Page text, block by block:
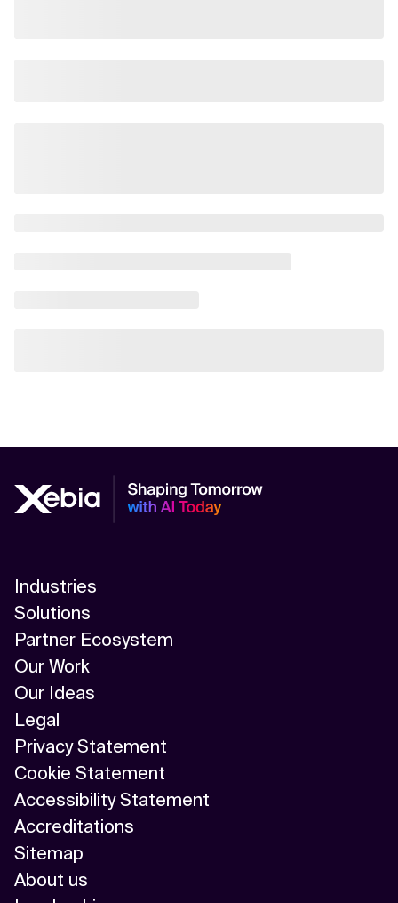
Industries
Solutions
Partner Ecosystem
Our Work
Our Ideas
Legal
Privacy Statement
Cookie Statement
Accessibility Statement
Accreditations
Sitemap
About us